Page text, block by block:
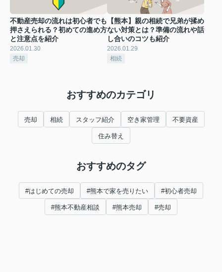
不動産売却の流れは初心者でも
押さえられる？初めての進め方
と注意点を紹介
2026.01.30
売却
【熊本】親の相続で兄弟が揉め
ない対策とは？準備の流れや話
し合いのコツも紹介
2026.01.29
相続
おすすめのカテゴリ
売却 相続 スタッフ紹介 空き家管理 不要資産
住み替え
おすすめのタグ
#はじめての売却 #熊本で家を売りたい #初心者売却
#熊本不動産相談 #熊本売却 #売却